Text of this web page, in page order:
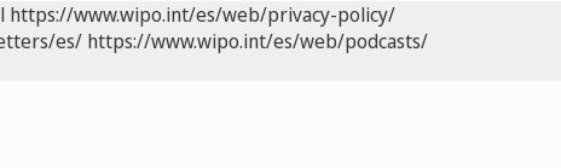
https://www.wipo.int/es/web/privacy-policy/
es/ https://www.wipo.int/es/web/podcasts/